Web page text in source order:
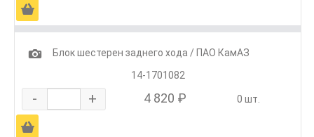
Ä
1
Блок шестерен заднего хода / ПАО КамАЗ
14-1701082
- + 4 820 ₽ 0 шт.
Ä